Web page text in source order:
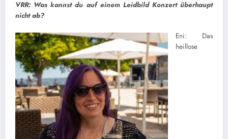
VRR: Was kannst du auf einem Leidbild Konzert überhaupt
nicht ab?
Eni: Das
heillose